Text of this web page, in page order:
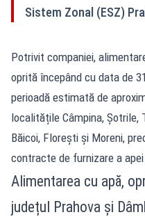
Sistem Zonal (ESZ)
Potrivit companiei,
oprită începând cu data de
perioadă estimată de
localitățile Câmpina, Șotrile,
Băicoi, Florești și Moreni,
contracte de furnizare a apei
Alimentarea cu apă,
județul Prahova și